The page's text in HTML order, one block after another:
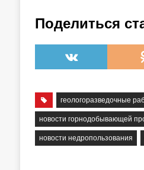
Поделиться
геологоразведочные
новости горнодобывающей
новости недропользования